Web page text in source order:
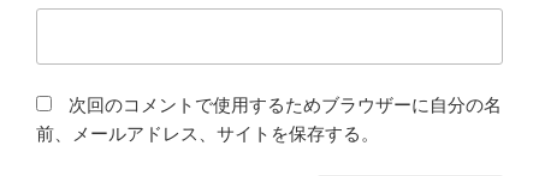
次回のコメントで使用するためブラウザーに自分の名
前、メールアドレス、サイトを保存する。